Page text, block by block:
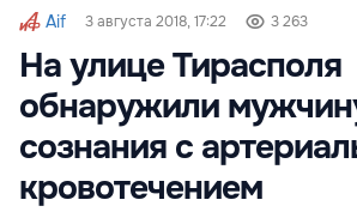
Aif 3 августа 2018, 17:22 3 263
На улице Тирасполя
обнаружили
сознания с
кровотечением